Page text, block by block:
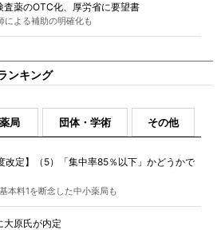
査薬のOTC化、厚労省に要望書
による補助の明確化も
ンキング
薬局 団体・学術 その他
改定】（5）「集中率85％以下」かどうかで
本料1を断念した中小薬局も
大原氏が内定